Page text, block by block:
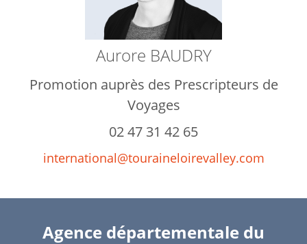
Aurore BAUDRY
Promotion auprès des Prescripteurs de
Voyages
02 47 31 42 65
international@touraineloirevalley.com
Agence départementale du